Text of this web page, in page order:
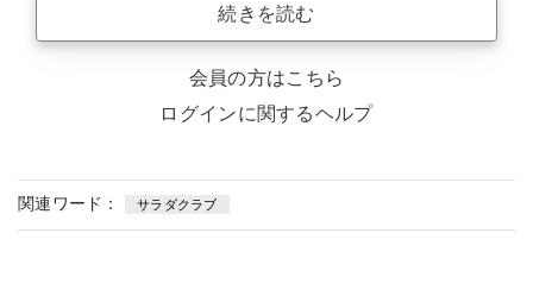
続きを読む
会員の方はこちら
ログインに関するヘルプ
関連ワード： サラダクラブ